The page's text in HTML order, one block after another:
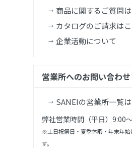
商品に関するご質問
カタログのご請求は
企業活動について
営業所へのお問い合わせ
SANEIの営業所一覧
弊社営業時間（平日）9:00
※土日祝祭日・夏季休暇・年末年始
す。